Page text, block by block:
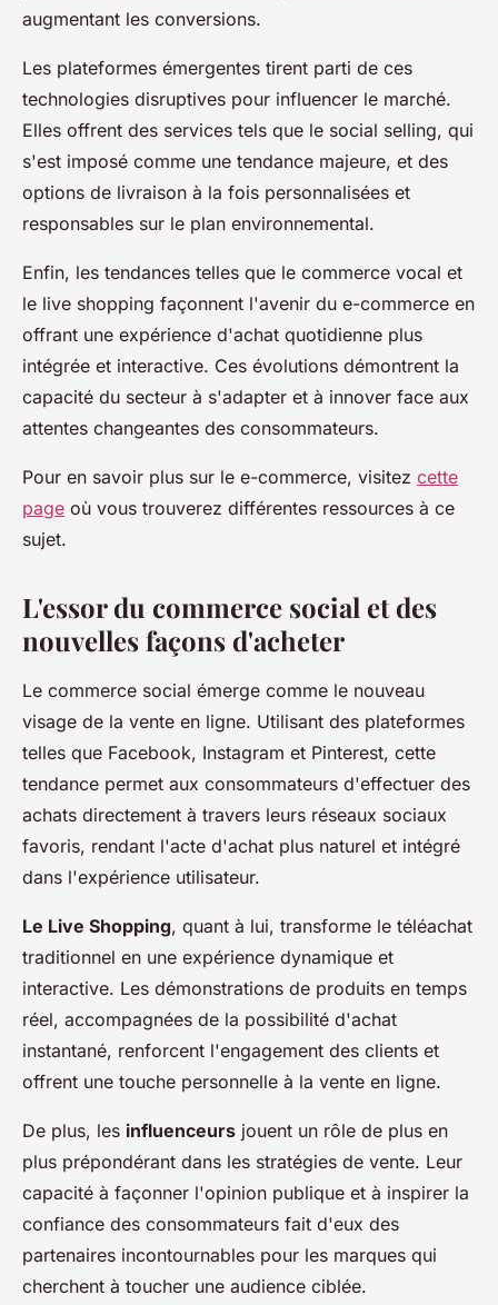
augmentant les conversions.
Les plateformes émergentes tirent parti de ces
technologies disruptives pour influencer le marché.
Elles offrent des services tels que le social selling, qui
s'est imposé comme une tendance majeure, et des
options de livraison à la fois personnalisées et
responsables sur le plan environnemental.
Enfin, les tendances telles que le commerce vocal et
le live shopping façonnent l'avenir du e-commerce en
offrant une expérience d'achat quotidienne plus
intégrée et interactive. Ces évolutions démontrent la
capacité du secteur à s'adapter et à innover face aux
attentes changeantes des consommateurs.
Pour en savoir plus sur le e-commerce, visitez cette
page où vous trouverez différentes ressources à ce
sujet.
L'essor du commerce social et des
nouvelles façons d'acheter
Le commerce social émerge comme le nouveau
visage de la vente en ligne. Utilisant des plateformes
telles que Facebook, Instagram et Pinterest, cette
tendance permet aux consommateurs d'effectuer des
achats directement à travers leurs réseaux sociaux
favoris, rendant l'acte d'achat plus naturel et intégré
dans l'expérience utilisateur.
Le Live Shopping, quant à lui, transforme le téléachat
traditionnel en une expérience dynamique et
interactive. Les démonstrations de produits en temps
réel, accompagnées de la possibilité d'achat
instantané, renforcent l'engagement des clients et
offrent une touche personnelle à la vente en ligne.
De plus, les influenceurs jouent un rôle de plus en
plus prépondérant dans les stratégies de vente. Leur
capacité à façonner l'opinion publique et à inspirer la
confiance des consommateurs fait d'eux des
partenaires incontournables pour les marques qui
cherchent à toucher une audience ciblée.